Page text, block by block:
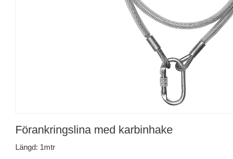
Förankringslina med karbinhake
Längd: 1mtr